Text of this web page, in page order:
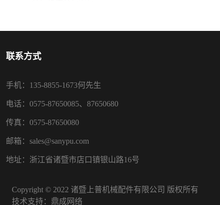
联系方式
手机：135-8855-1673何先生
电话：0575-87650085、87650680
传真：0575-87650080
邮箱：sales@sanypu.com
地址：浙江省诸暨市店口镇银山路16号
Copyright © 2022 诸暨上普机械配件有限公司 版权所有
技术支持： 鼎成网络